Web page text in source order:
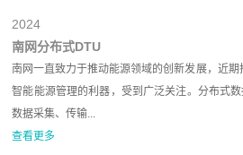
2024
南网分布式DTU
南网一直致力于推动能源领域的创新发展，近
智能能源管理的利器，受到广泛关注。分布式
数据采集、传输...
查看更多